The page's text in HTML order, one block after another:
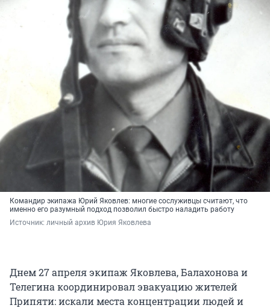
Командир экипажа Юрий Яковлев: многие сослуживцы считают, что
именно его разумный подход позволил быстро наладить работу
Источник: личный архив Юрия Яковлева
Днем 27 апреля экипаж Яковлева, Балахонова и
Телегина координировал эвакуацию жителей
Припяти: искали места концентрации людей и